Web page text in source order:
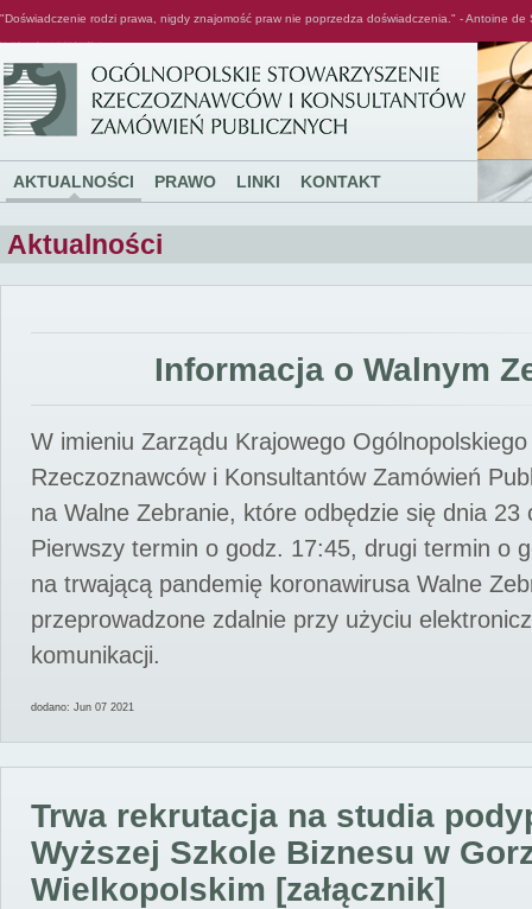
"Doświadczenie rodzi prawa, nigdy znajomość praw nie poprzedza doświadczenia." - Antoine de
AKTUALNOŚCI PRAWO LINKI KONTAKT
Aktualności
Informacja o Walnym
W imieniu Zarządu Krajowego
Rzeczoznawców i Konsultantów Zamówień
na Walne Zebranie, które odbędzie się dnia 23
Pierwszy termin o godz. 17:45, drugi termin o
na trwającą pandemię koronawirusa Walne
przeprowadzone zdalnie przy użyciu
komunikacji.
dodano: Jun 07 2021
Trwa rekrutacja na studia
Wyższej Szkole Biznesu w
Wielkopolskim [załącznik]